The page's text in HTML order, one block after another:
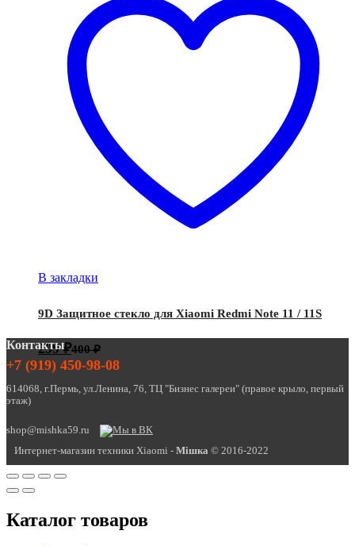
В закладки
9D Защитное стекло для Xiaomi Redmi Note 11 / 11S
299₽400₽
Контакты
+7 (919) 450-98-08
614068, г.Пермь, ул.Ленина, 76, ТЦ "Бизнес галереи" (правое крыло, первый
этаж)
shop@mishka59.ru
Интернет-магазин техники Xiaomi - Miшка © 2016-2022
Каталог товаров